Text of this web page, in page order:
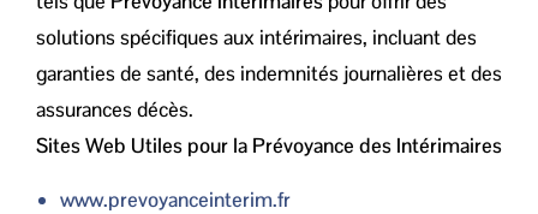
solutions spécifiques aux intérimaires, incluant des
garanties de santé, des indemnités journalières et des
assurances décès.
Sites Web Utiles pour la Prévoyance des Intérimaires
www.prevoyanceinterim.fr